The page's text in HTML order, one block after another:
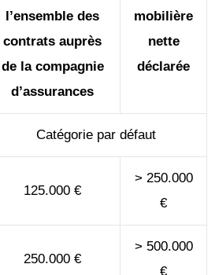
l’ensemble des
contrats auprès
de la compagnie
d’assurances
mobilière
nette
déclarée
Catégorie par défaut
125.000 €
> 250.000
€
250.000 €
> 500.000
€